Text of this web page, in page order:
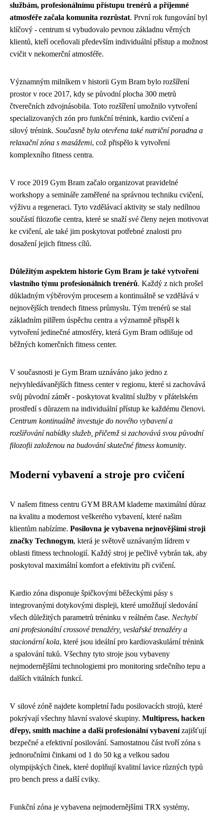
službám, profesionálnímu přístupu trenérů a příjemné
atmosféře začala komunita rozrůstat. První rok fungování byl
klíčový - centrum si vybudovalo pevnou základnu věrných
klientů, kteří oceňovali především individuální přístup a možnost
cvičit v nekomerční atmosféře.
Významným milníkem v historii Gym Bram bylo rozšíření
prostor v roce 2017, kdy se původní plocha 300 metrů
čtverečních zdvojnásobila. Toto rozšíření umožnilo vytvoření
specializovaných zón pro funkční trénink, kardio cvičení a
silový trénink. Současně byla otevřena také nutriční poradna a
relaxační zóna s masážemi, což přispělo k vytvoření
komplexního fitness centra.
V roce 2019 Gym Bram začalo organizovat pravidelné
workshopy a semináře zaměřené na správnou techniku cvičení,
výživu a regeneraci. Tyto vzdělávací aktivity se staly nedílnou
součástí filozofie centra, které se snaží své členy nejen motivovat
ke cvičení, ale také jim poskytovat potřebné znalosti pro
dosažení jejich fitness cílů.
Důležitým aspektem historie Gym Bram je také vytvoření
vlastního týmu profesionálních trenérů. Každý z nich prošel
důkladným výběrovým procesem a kontinuálně se vzdělává v
nejnovějších trendech fitness průmyslu. Tým trenérů se stal
základním pilířem úspěchu centra a významně přispěl k
vytvoření jedinečné atmosféry, která Gym Bram odlišuje od
běžných komerčních fitness center.
V současnosti je Gym Bram uznáváno jako jedno z
nejvyhledávanějších fitness center v regionu, které si zachovává
svůj původní záměr - poskytovat kvalitní služby v přátelském
prostředí s důrazem na individuální přístup ke každému členovi.
Centrum kontinuálně investuje do nového vybavení a
rozšiřování nabídky služeb, přičemž si zachovává svou původní
filozofii založenou na budování skutečné fitness komunity.
Moderní vybavení a stroje pro cvičení
V našem fitness centru GYM BRAM klademe maximální důraz
na kvalitu a modernost veškerého vybavení, které našim
klientům nabízíme. Posilovna je vybavena nejnovějšími stroji
značky Technogym, která je světově uznávaným lídrem v
oblasti fitness technologií. Každý stroj je pečlivě vybrán tak, aby
poskytoval maximální komfort a efektivitu při cvičení.
Kardio zóna disponuje špičkovými běžeckými pásy s
integrovanými dotykovými displeji, které umožňují sledování
všech důležitých parametrů tréninku v reálném čase. Nechybí
ani profesionální crossové trenažéry, veslařské trenažéry a
stacionární kola, které jsou ideální pro kardiovaskulární trénink
a spalování tuků. Všechny tyto stroje jsou vybaveny
nejmodernějšími technologiemi pro monitoring srdečního tepu a
dalších vitálních funkcí.
V silové zóně najdete kompletní řadu posilovacích strojů, které
pokrývají všechny hlavní svalové skupiny. Multipress, hacken
dřepy, smith machine a další profesionální vybavenízajišťují
bezpečné a efektivní posilování. Samostatnou část tvoří zóna s
jednoručními činkami od 1 do 50 kg a velkou sadou
olympijských činek, které doplňují kvalitní lavice různých typů
pro bench press a další cviky.
Funkční zóna je vybavena nejmodernějšími TRX systémy,